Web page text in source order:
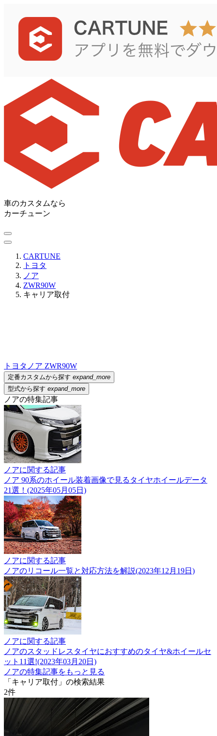
車のカスタムなら
カーチューン
CARTUNE
トヨタ
ノア
ZWR90W
キャリア取付
トヨタ ノア ZWR90W
定番カスタムから探す expand_more
型式から探す expand_more
ノアの特集記事
ノアに関する記事
ノア 90系のホイール装着画像で見るタイヤホイールデータ
21選！(2025年05月05日)
ノアに関する記事
ノアのリコール一覧と対応方法を解説(2023年12月19日)
ノアに関する記事
ノアのスタッドレスタイヤにおすすめのタイヤ&ホイールセ
ット11選!(2023年03月20日)
ノアの特集記事をもっと見る
「キャリア取付」の検索結果
2件